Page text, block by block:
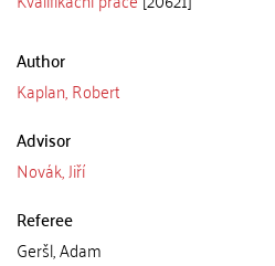
Author
Kaplan, Robert
Advisor
Novák, Jiří
Referee
Geršl, Adam